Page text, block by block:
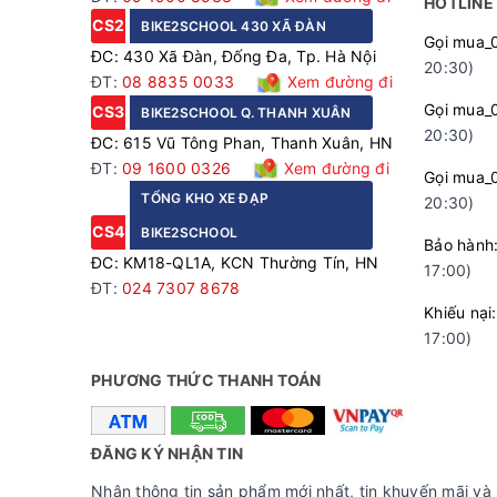
CS2
BIKE2SCHOOL 430 XÃ ĐÀN
ĐC: 430 Xã Đàn, Đống Đa, Tp. Hà Nội
ĐT: 08 8835 0033
Xem đường đi
CS3
BIKE2SCHOOL Q. THANH XUÂN
ĐC: 615 Vũ Tông Phan, Thanh Xuân, HN
ĐT: 09 1600 0326 Xem đường đi
CS4
TỔNG KHO XE ĐẠP
BIKE2SCHOOL
ĐC: KM18-QL1A, KCN Thường Tín, HN
ĐT: 024 7307 8678
Gọi
20:30)
Gọi
20:30)
Gọi
20:30)
Bảo
17:00)
Khiếu
17:00)
PHƯƠNG THỨC THANH TOÁN
ĐĂNG KÝ NHẬN TIN
Nhận thông tin sản phẩm mới nhất, tin khuyến mãi và